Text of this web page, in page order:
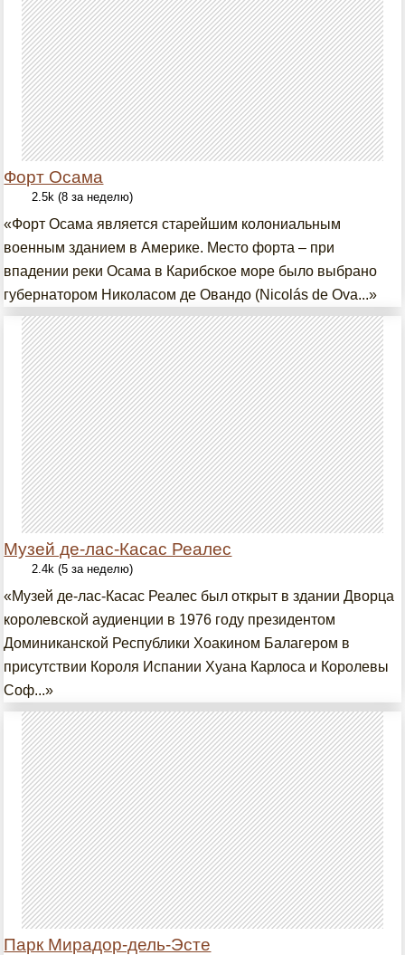
Форт Осама
2.5k (8 за неделю)
«Форт Осама является старейшим колониальным
военным зданием в Америке. Место форта – при
впадении реки Осама в Карибское море было выбрано
губернатором Николасом де Овандо (Nicolás de Ova...»
Музей де-лас-Касас Реалес
2.4k (5 за неделю)
«Музей де-лас-Касас Реалес был открыт в здании Дворца
королевской аудиенции в 1976 году президентом
Доминиканской Республики Хоакином Балагером в
присутствии Короля Испании Хуана Карлоса и Королевы
Соф...»
Парк Мирадор-дель-Эсте